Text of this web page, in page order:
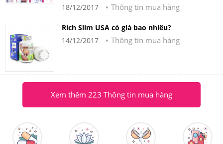
18/12/2017
Thông tin mua hàng
Rich Slim USA có giá bao nhiêu?
14/12/2017
Thông tin mua hàng
Xem thêm 223 Thông tin mua hàng